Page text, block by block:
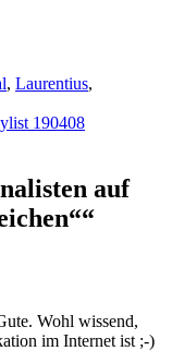
, Laurentius,
190408
auf
Wohl wissend,
im Internet ist ;-)